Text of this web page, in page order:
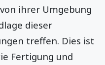
ihrer Umgebung
dieser
treffen. Dies ist
Fertigung und